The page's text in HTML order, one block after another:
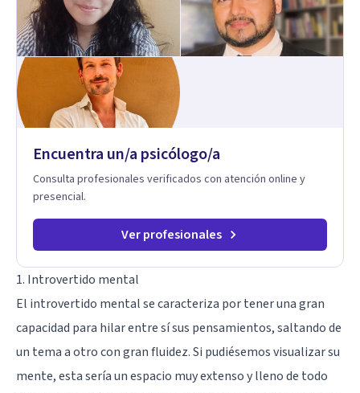
para ayudarte a recuperar tu bienestar emocional. Terapia
Individual, de Pareja y Familiar: Trabajamos contigo y tus
seres queridos para fortalecer las relaciones y mejorar la
dinámica familiar. Evaluaciones Psicológicas y Terapias
Especializadas: Terapia cognitivo-conductual Terapia de
apoyo Terapia psicodinámica Terapia enfocada en la solución
Terapia de exposición Terapia de juego para niños
Tratamiento de Traumas y Trastornos de Estrés
a superar experiencias traumáticas y mejorar tu calidad de
vida. Tratamiento de Adicciones.
Encuentra un/a psicólogo/a
Consulta profesionales verificados con atención online y
presencial.
Ver profesionales
1. Introvertido mental
El introvertido mental se caracteriza por tener una gran
capacidad para hilar entre sí sus pensamientos, saltando de
un tema a otro con gran fluidez. Si pudiésemos visualizar su
mente, esta sería un espacio muy extenso y lleno de todo